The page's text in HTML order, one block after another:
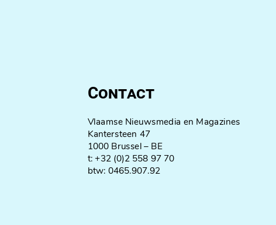
Contact
Vlaamse Nieuwsmedia en Magazines
Kantersteen 47
1000 Brussel – BE
t: +32 (0)2 558 97 70
btw: 0465.907.92